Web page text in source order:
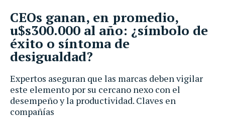
Expertos aseguran que las marcas deben vigilar
este elemento por su cercano nexo con el
desempeño y la productividad. Claves en
compañías
CEOs ganan, en promedio,
u$s300.000 al año: ¿símbolo de
éxito o síntoma de
desigualdad?